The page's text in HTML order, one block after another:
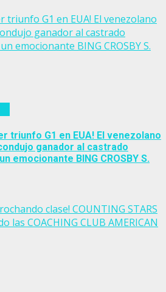
triunfo G1 en EUA! El venezolano
ganador al castrado
emocionante BING CROSBY S.
triunfo G1 en EUA! El venezolano
ganador al castrado
emocionante BING CROSBY S.
clase! COUNTING STARS
las COACHING CLUB AMERICAN